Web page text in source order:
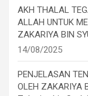
AKH THALAL
ALLAH UNTUK
ZAKARIYA BIN
14/08/2025
PENJELASAN
OLEH ZAKARIYA